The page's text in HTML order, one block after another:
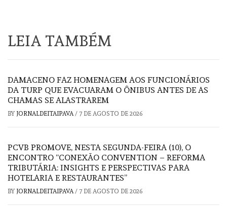
LEIA TAMBÉM
DAMACENO FAZ HOMENAGEM AOS FUNCIONÁRIOS
DA TURP QUE EVACUARAM O ÔNIBUS ANTES DE AS
CHAMAS SE ALASTRAREM
BY JORNALDEITAIPAVA/ 7 DE AGOSTO DE 2026
PCVB PROMOVE, NESTA SEGUNDA-FEIRA (10), O
ENCONTRO “CONEXÃO CONVENTION – REFORMA
TRIBUTÁRIA: INSIGHTS E PERSPECTIVAS PARA
HOTELARIA E RESTAURANTES”
BY JORNALDEITAIPAVA/ 7 DE AGOSTO DE 2026